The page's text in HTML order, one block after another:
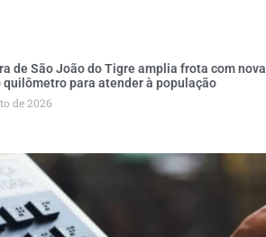
de São João do Tigre amplia frota com nova
quilômetro para atender à população
de 2026